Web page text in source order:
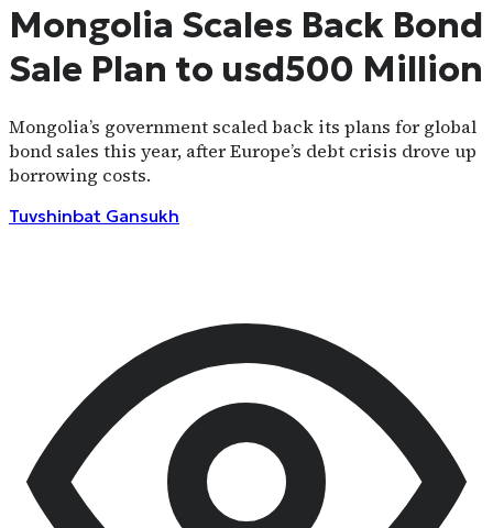
Mongolia Scales Back Bond
Sale Plan to usd500 Million
Mongolia’s government scaled back its plans for global
bond sales this year, after Europe’s debt crisis drove up
borrowing costs.
Tuvshinbat Gansukh